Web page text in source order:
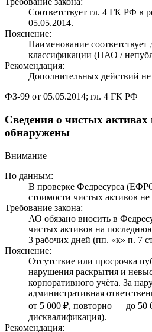
Соответствует гл. 4 ГК РФ в
05.05.2014.
Пояснение:
Наименование
классификации (ПАО /
Рекомендация:
Дополнительных действий не
ФЗ-99 от 05.05.2014; гл. 4 ГК РФ
Сведения о чистых активах
обнаружены
Внимание
По данным:
В проверке Федресурса
стоимости чистых активов не
Требование закона:
АО обязано вносить в
чистых активов на
3 рабочих дней (пп. «к» п. 7
Пояснение:
Отсутствие или просрочка
нарушения раскрытия и
корпоративного учёта. За
административная
от 5 000 ₽, повторно — до 50
дисквалификация).
Рекомендация: